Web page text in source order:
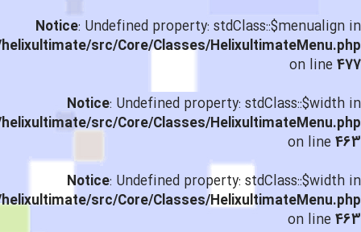
Notice: Undefined property: stdClass::$menualign in
src/Core/Classes/HelixultimateMenu.php
on line477
Notice: Undefined property: stdClass::$width in
src/Core/Classes/HelixultimateMenu.php
on line463
Notice: Undefined property: stdClass::$width in
src/Core/Classes/HelixultimateMenu.php
on line463